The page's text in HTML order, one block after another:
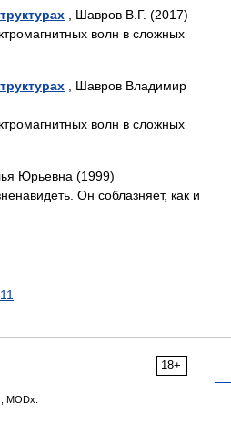
, Шавров В.Г. (2017)
волн в сложных
, Шавров Владимир
волн в сложных
Юрьевна (1999)
Он соблазняет, как и
11
18+
MODx.